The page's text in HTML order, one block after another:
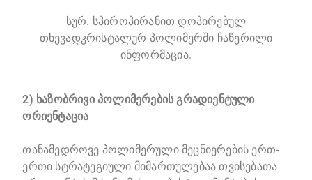
სურ. სპიროპირანით დოპირებულ
თხევადკრისტალურ პოლიმერში ჩაწერილი
ინფორმაცია.
2) ხაზობრივი პოლიმერების გრადიენტული
ორიენტაცია
თანამედროვე პოლიმერული მეცნიერების ერთ-
ერთი სტრატეგიული მიმართულებაა თვისებათა